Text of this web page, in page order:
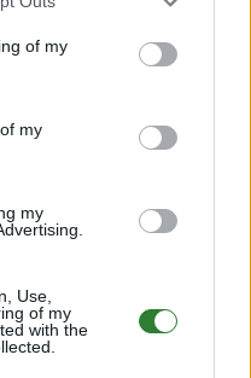
of my
my
my
Use,
of my
with the
/Blau)
Character Level,
einen erhöhten
reisen!
werden.